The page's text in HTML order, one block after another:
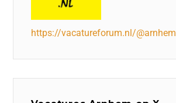
https://vacatureforum.nl/@arnhem